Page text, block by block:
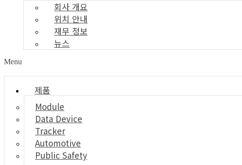
회사 개요
위치 안내
재무 정보
뉴스
Menu
제품
Module
Data Device
Tracker
Automotive
Public Safety